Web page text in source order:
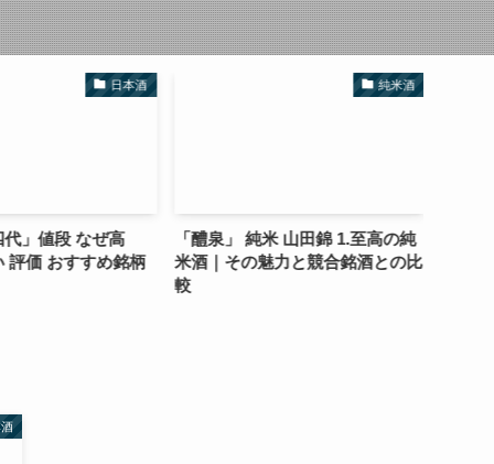
日本酒
」値段 なぜ高
価 おすすめ銘柄
純米酒
「醴泉」 純米 山田錦 1.至高の純
米酒｜その魅力と競合銘酒との比
較